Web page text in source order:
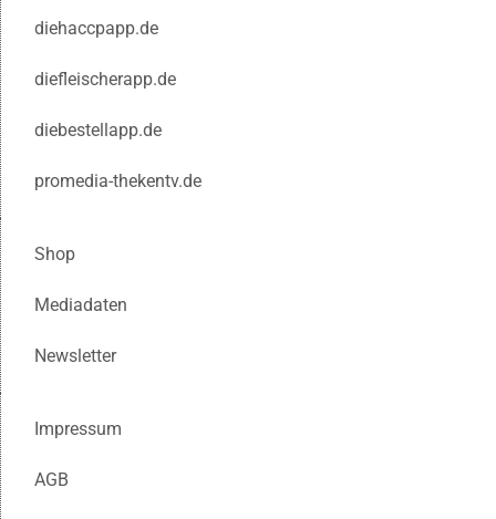
diehaccpapp.de
diefleischerapp.de
diebestellapp.de
promedia-thekentv.de
Shop
Mediadaten
Newsletter
Impressum
AGB